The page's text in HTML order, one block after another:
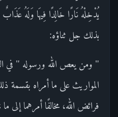
بذلك جل ثناؤه:
" ومن يعص الله ورسوله " في
المواريث على ما أمراه بقسمة
فرائض الله، مخالفًا أمرهما إلى